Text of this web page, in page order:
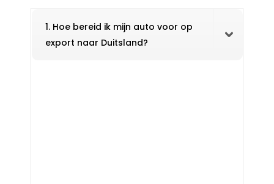
1. Hoe bereid ik mijn auto voor op
export naar Duitsland?